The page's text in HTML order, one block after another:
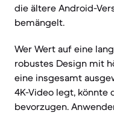
die ältere Android-
bemängelt.
Wer Wert auf eine
robustes Design mit
eine insgesamt
4K-Video legt, könnte
bevorzugen.